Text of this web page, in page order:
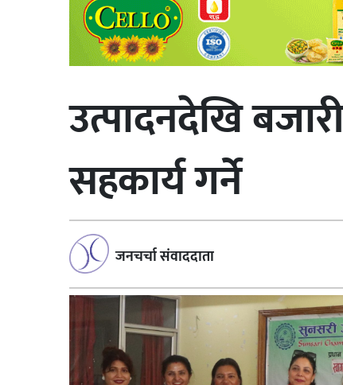
उत्पादनदेखि
सहकार्य गर्ने
जनचर्चा संवाददाता